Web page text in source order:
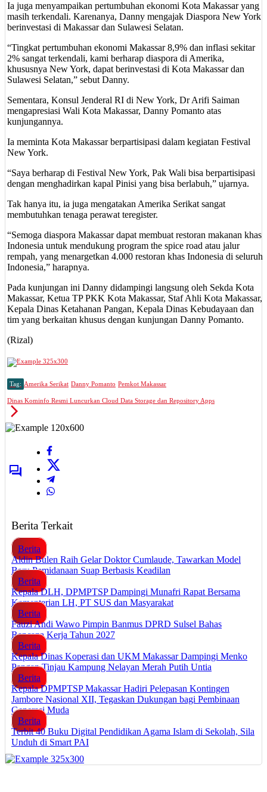
Ia juga menyampaikan pertumbuhan ekonomi Kota Makassar yang
masih terkendali. Karenanya, Danny mengajak Diaspora New York
berinvestasi di Makassar dan Sulawesi Selatan.
“Tingkat pertumbuhan ekonomi Makassar 8,9% dan inflasi sekitar
2% sangat terkendali, kami berharap diaspora di Amerika,
khususnya New York, dapat berinvestasi di Kota Makassar dan
Sulawesi Selatan,” sebut Danny.
Sementara, Konsul Jenderal RI di New York, Dr Arifi Saiman
mengapresiasi Wali Kota Makassar, Danny Pomanto atas
kunjungannya.
Ia meminta Kota Makassar berpartisipasi dalam kegiatan Festival
New York.
“Saya berharap di Festival New York, Pak Wali bisa berpartisipasi
dengan menghadirkan kapal Pinisi yang bisa berlabuh,” ujarnya.
Tak hanya itu, ia juga mengatakan Amerika Serikat sangat
membutuhkan tenaga perawat teregister.
“Semoga diaspora Makassar dapat membuat restoran makanan khas
Indonesia untuk mendukung program the spice road atau jalur
rempah, yang menargetkan 4.000 restoran khas Indonesia di seluruh
Indonesia,” harapnya.
Pada kunjungan ini Danny didampingi langsung oleh Sekda Kota
Makassar, Ketua TP PKK Kota Makassar, Staf Ahli Kota Makassar,
Kepala Dinas Ketahanan Pangan, Kepala Dinas Kebudayaan dan
tim yang berkaitan khusus dengan kunjungan Danny Pomanto.
(Rizal)
Tag: Amerika Serikat Danny Pomanto Pemkot Makassar
Dinas Kominfo Resmi Luncurkan Cloud Data Storage dan Repository Apps
Berita Terkait
Berita
Aldin Bulen Raih Gelar Doktor Cumlaude, Tawarkan Model
Baru Pemidanaan Suap Berbasis Keadilan
Berita
Kepala DLH, DPMPTSP Dampingi Munafri Rapat Bersama
Kementerian LH, PT SUS dan Masyarakat
Berita
Fauzi Andi Wawo Pimpin Banmus DPRD Sulsel Bahas
Rencana Kerja Tahun 2027
Berita
Kepala Dinas Koperasi dan UKM Makassar Dampingi Menko
Pangan Tinjau Kampung Nelayan Merah Putih Untia
Berita
Kepala DPMPTSP Makassar Hadiri Pelepasan Kontingen
Jambore Nasional XII, Tegaskan Dukungan bagi Pembinaan
Generasi Muda
Berita
Terbit 40 Buku Digital Pendidikan Agama Islam di Sekolah, Sila
Unduh di Smart PAI